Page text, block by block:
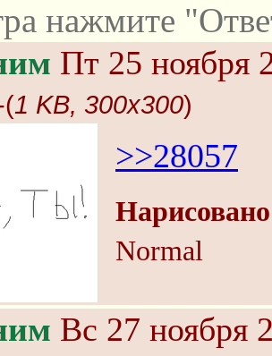
нажмите
Пт 25 ноября
(1 KB, 300x300)
>>28057
Нарисовано
Normal
Вс 27 ноября